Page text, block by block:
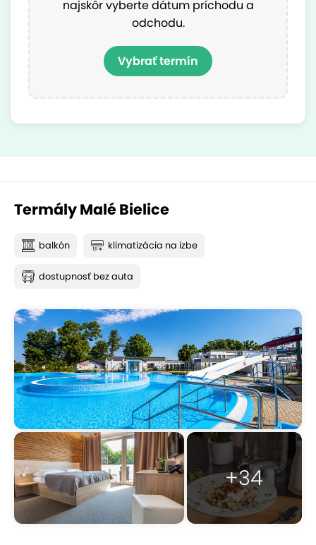
najskôr vyberte dátum príchodu a
odchodu.
Vybrať termín
Termály Malé Bielice
balkón klimatizácia na izbe
dostupnosť bez auta
+34